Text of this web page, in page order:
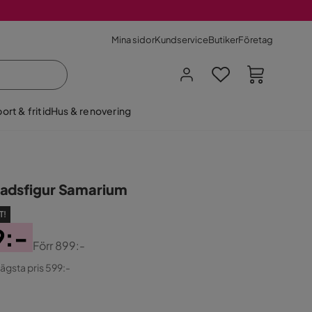
Mina sidorKundserviceButikerFöretag
& fritidHus & renovering
Samarium
Förr899:-
pris 599:-